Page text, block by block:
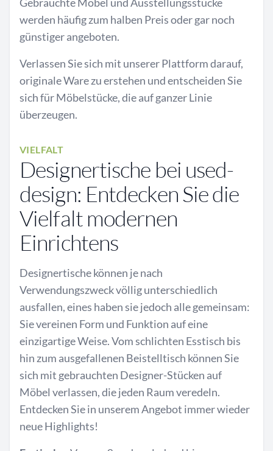
werden häufig zum halben Preis oder gar noch
günstiger angeboten.
Verlassen Sie sich mit unserer Plattform darauf,
originale Ware zu erstehen und entscheiden Sie
sich für Möbelstücke, die auf ganzer Linie
überzeugen.
VIELFALT
Designertische bei used-
design: Entdecken Sie die
Vielfalt modernen
Einrichtens
Designertische können je nach
Verwendungszweck völlig unterschiedlich
ausfallen, eines haben sie jedoch alle gemeinsam:
Sie vereinen Form und Funktion auf eine
einzigartige Weise. Vom schlichten Esstisch bis
hin zum ausgefallenen Beistelltisch können Sie
sich mit gebrauchten Designer-Stücken auf
Möbel verlassen, die jeden Raum veredeln.
Entdecken Sie in unserem Angebot immer wieder
neue Highlights!